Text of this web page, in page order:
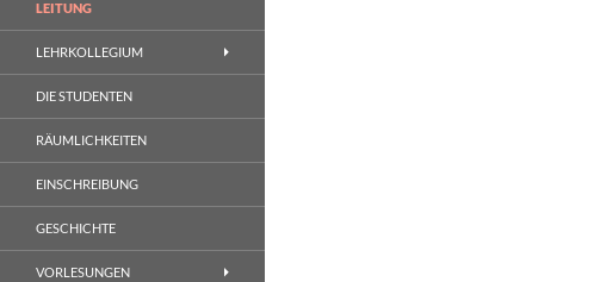
LEITUNG
LEHRKOLLEGIUM
DIE STUDENTEN
RÄUMLICHKEITEN
EINSCHREIBUNG
GESCHICHTE
VORLESUNGEN